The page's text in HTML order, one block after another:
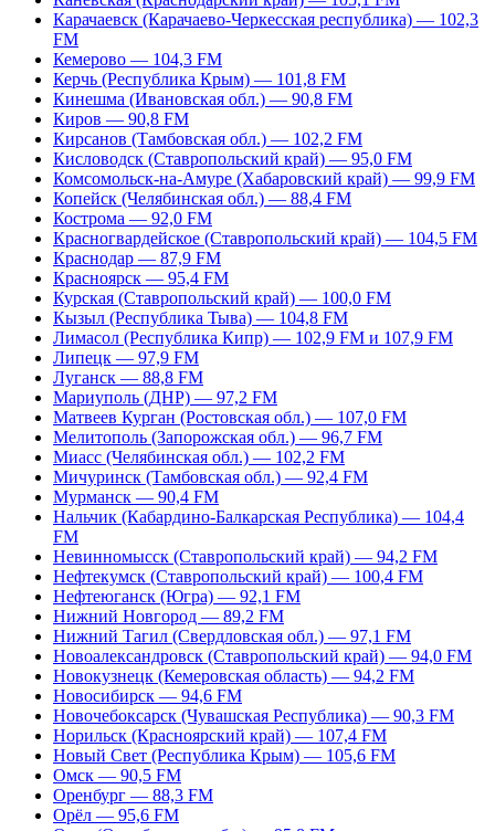
Карачаевск (Карачаево-Черкесская республика) — 102,3
FM
Кемерово — 104,3 FM
Керчь (Республика Крым) — 101,8 FM
Кинешма (Ивановская обл.) — 90,8 FM
Киров — 90,8 FM
Кирсанов (Тамбовская обл.) — 102,2 FM
Кисловодск (Ставропольский край) — 95,0 FM
Комсомольск-на-Амуре (Хабаровский край) — 99,9 FM
Копейск (Челябинская обл.) — 88,4 FM
Кострома — 92,0 FM
Красногвардейское (Ставропольский край) — 104,5 FM
Краснодар — 87,9 FM
Красноярск — 95,4 FM
Курская (Ставропольский край) — 100,0 FM
Кызыл (Республика Тыва) — 104,8 FM
Лимасол (Республика Кипр) — 102,9 FM и 107,9 FM
Липецк — 97,9 FM
Луганск — 88,8 FM
Мариуполь (ДНР) — 97,2 FM
Матвеев Курган (Ростовская обл.) — 107,0 FM
Мелитополь (Запорожская обл.) — 96,7 FM
Миасс (Челябинская обл.) — 102,2 FM
Мичуринск (Тамбовская обл.) — 92,4 FM
Мурманск — 90,4 FM
Нальчик (Кабардино-Балкарская Республика) — 104,4
FM
Невинномысск (Ставропольский край) — 94,2 FM
Нефтекумск (Ставропольский край) — 100,4 FM
Нефтеюганск (Югра) — 92,1 FM
Нижний Новгород — 89,2 FM
Нижний Тагил (Свердловская обл.) — 97,1 FM
Новоалександровск (Ставропольский край) — 94,0 FM
Новокузнецк (Кемеровская область) — 94,2 FM
Новосибирск — 94,6 FM
Новочебоксарск (Чувашская Республика) — 90,3 FM
Норильск (Красноярский край) — 107,4 FM
Новый Свет (Республика Крым) — 105,6 FM
Омск — 90,5 FM
Оренбург — 88,3 FM
Орёл — 95,6 FM